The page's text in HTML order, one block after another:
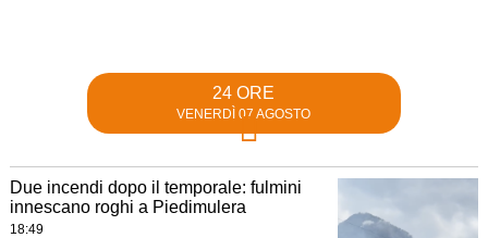
24 ORE
VENERDÌ 07 AGOSTO
Due incendi dopo il temporale: fulmini
innescano roghi a Piedimulera
18:49